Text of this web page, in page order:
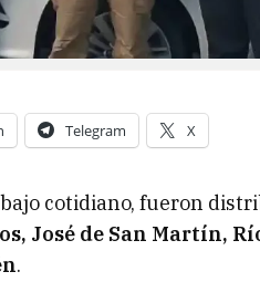
Telegram X
cotidiano, fueron
José de San Martín,
.